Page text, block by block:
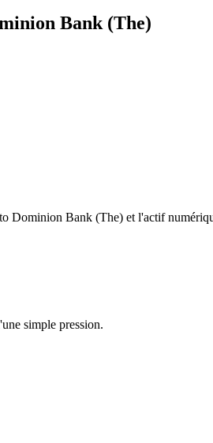
Bank (The)
Dominion Bank (The) et l'actif
simple pression.